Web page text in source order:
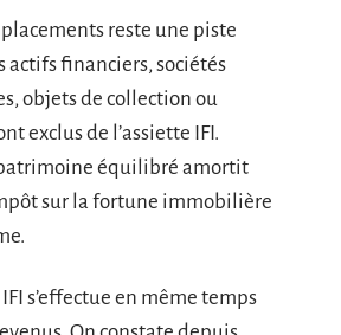
reste une piste
actifs financiers, sociétés
objets de collection ou
exclus de l’assiette IFI.
équilibré amortit
sur la fortune immobilière
s’effectue en même temps